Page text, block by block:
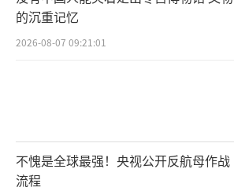
的沉重记忆
2026-08-07 09:21:01
不愧是全球最强！央视公开反航母作战
流程